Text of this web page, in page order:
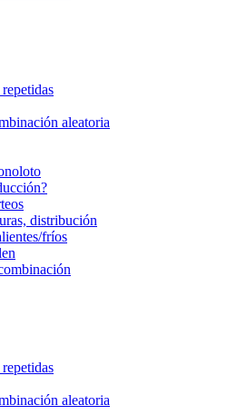
aleatoria
distribución
fríos
aleatoria